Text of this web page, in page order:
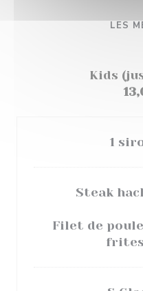
LES
Kids
1
Steak
Filet de